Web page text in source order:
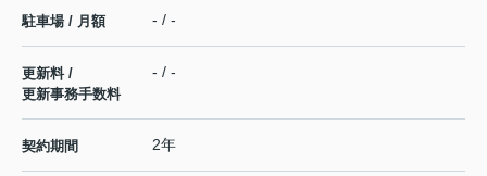
駐車場 / 月額 - / -
更新料 /
更新事務手数料
- / -
契約期間 2年